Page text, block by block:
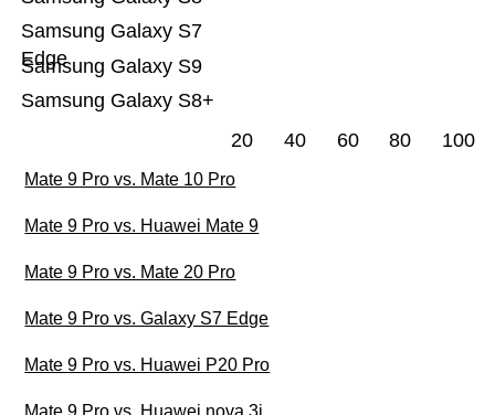
Samsung Galaxy S8+
Samsung Galaxy S9
Samsung Galaxy S7
Edge
20 40 60 80 100
Mate 9 Pro vs. Mate 10 Pro
Mate 9 Pro vs. Huawei Mate 9
Mate 9 Pro vs. Mate 20 Pro
Mate 9 Pro vs. Galaxy S7 Edge
Mate 9 Pro vs. Huawei P20 Pro
Mate 9 Pro vs. Huawei nova 3i